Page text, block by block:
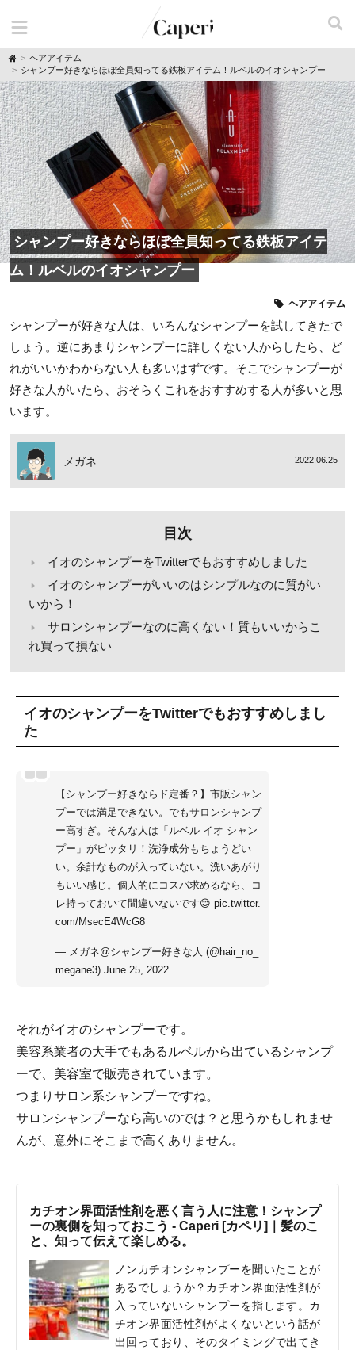
H
o
m
e
ヘアアイテム
シャンプー好きならほぼ全員知ってる鉄板アイテム！ルベルのイオシャンプー
シャンプー好きならほぼ全員知ってる鉄板アイテ
ム！ルベルのイオシャンプー
ヘアアイテム
シャンプーが好きな人は、いろんなシャンプーを試してきたで
しょう。逆にあまりシャンプーに詳しくない人からしたら、ど
れがいいかわからない人も多いはずです。そこでシャンプーが
好きな人がいたら、おそらくこれをおすすめする人が多いと思
います。
メガネ 2022.06.25
目次
イオのシャンプーをTwitterでもおすすめしました
イオのシャンプーがいいのはシンプルなのに質がい
いから！
サロンシャンプーなのに高くない！質もいいからこ
れ買って損ない
イオのシャンプーをTwitterでもおすすめしまし
た
【シャンプー好きならド定番？】市販シャン
プーでは満足できない。でもサロンシャンプ
ー高すぎ。そんな人は「ルベル イオ シャン
プー」がピッタリ！洗浄成分もちょうどい
い。余計なものが入っていない。洗いあがり
もいい感じ。個人的にコスパ求めるなら、コ
レ持っておいて間違いないです😊 pic.twitter.
com/MsecE4WcG8
— メガネ@シャンプー好きな人 (@hair_no_
megane3) June 25, 2022
それがイオのシャンプーです。
美容系業者の大手でもあるルベルから出ているシャンプ
ーで、美容室で販売されています。
つまりサロン系シャンプーですね。
サロンシャンプーなら高いのでは？と思うかもしれませ
んが、意外にそこまで高くありません。
カチオン界面活性剤を悪く言う人に注意！シャンプ
ーの裏側を知っておこう - Caperi [カペリ]｜髪のこ
と、知って伝えて楽しめる。
ノンカチオンシャンプーを聞いたことが
あるでしょうか？カチオン界面活性剤が
入っていないシャンプーを指します。カ
チオン界面活性剤がよくないという話が
出回っており、そのタイミングで出てき